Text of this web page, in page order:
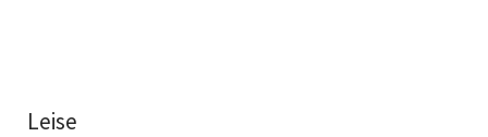
Leise